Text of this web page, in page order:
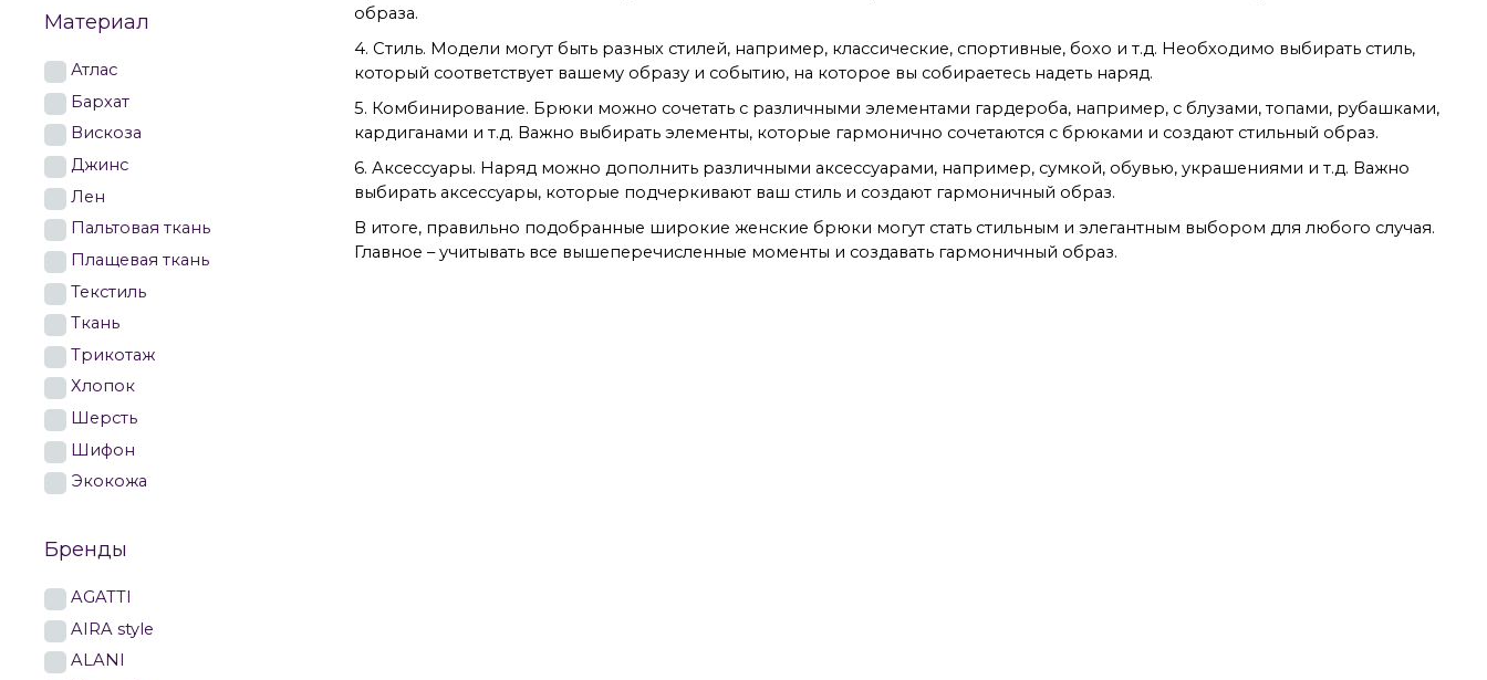
образа.
4. Стиль. Модели могут быть разных стилей, например, классические, спортивные, бохо и т.д. Необходимо выбирать стиль,
который соответствует вашему образу и событию, на которое вы собираетесь надеть наряд.
5. Комбинирование. Брюки можно сочетать с различными элементами гардероба, например, с блузами, топами, рубашками,
кардиганами и т.д. Важно выбирать элементы, которые гармонично сочетаются с брюками и создают стильный образ.
6. Аксессуары. Наряд можно дополнить различными аксессуарами, например, сумкой, обувью, украшениями и т.д. Важно
выбирать аксессуары, которые подчеркивают ваш стиль и создают гармоничный образ.
В итоге, правильно подобранные широкие женские брюки могут стать стильным и элегантным выбором для любого случая.
Главное – учитывать все вышеперечисленные моменты и создавать гармоничный образ.
Материал
Атлас
Бархат
Вискоза
Джинс
Лен
Пальтовая ткань
Плащевая ткань
Текстиль
Ткань
Трикотаж
Хлопок
Шерсть
Шифон
Экокожа
Бренды
AGATTI
AIRA style
ALANI